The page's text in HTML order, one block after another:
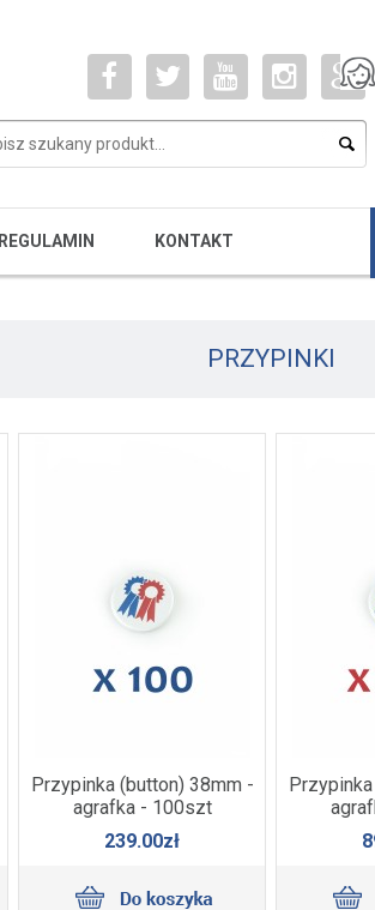
REGULAMIN KONTAKT
PRZYPINKI
Przypinka (button) 38mm -
agrafka - 100szt
239.00zł